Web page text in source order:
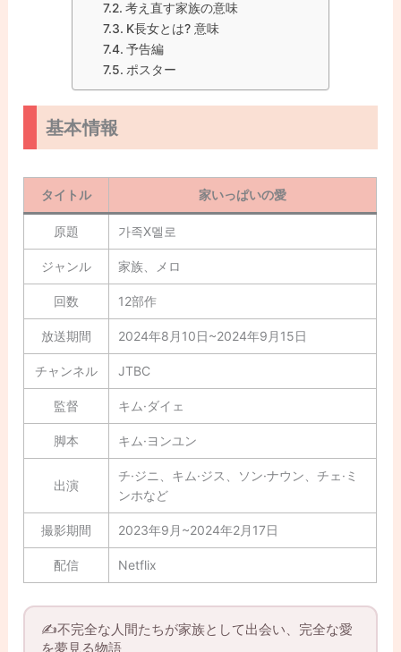
考え直す家族の意味
K長女とは? 意味
予告編
ポスター
基本情報
タイトル 家いっぱいの愛
原題 가족X멜로
ジャンル 家族、メロ
回数 12部作
放送期間 2024年8月10日~2024年9月15日
チャンネル JTBC
監督 キム·ダイェ
脚本 キム·ヨンユン
出演
チ·ジニ、キム·ジス、ソン·ナウン、チェ·ミ
ンホなど
撮影期間 2023年9月~2024年2月17日
配信 Netflix
✍️不完全な人間たちが家族として出会い、完全な愛
を夢見る物語